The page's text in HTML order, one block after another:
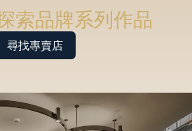
索品牌系列作品
尋找專賣店